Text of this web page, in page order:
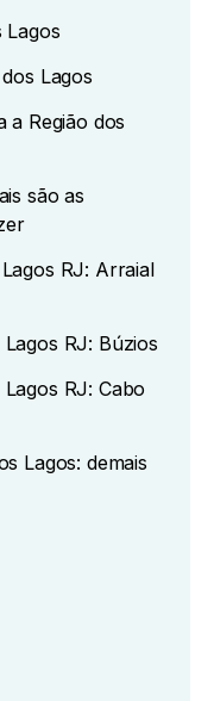
Lagos
Lagos
a Região dos
são as
RJ: Arraial
Lagos RJ: Búzios
RJ: Cabo
Lagos: demais